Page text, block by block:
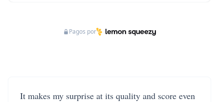
Pagos por
It makes my surprise at its quality and score even